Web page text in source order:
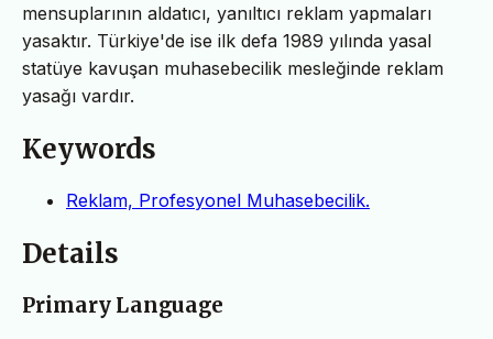
mensuplarının aldatıcı, yanıltıcı reklam yapmaları
yasaktır. Türkiye'de ise ilk defa 1989 yılında yasal
statüye kavuşan muhasebecilik mesleğinde reklam
yasağı vardır.
Keywords
Reklam, Profesyonel Muhasebecilik.
Details
Primary Language